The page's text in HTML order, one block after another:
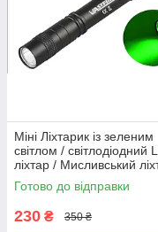
Міні Ліхтарик із зеленим
світлом / світлодіодний
ліхтар / Мисливський
Готово до відправки
230 ₴ 350 ₴